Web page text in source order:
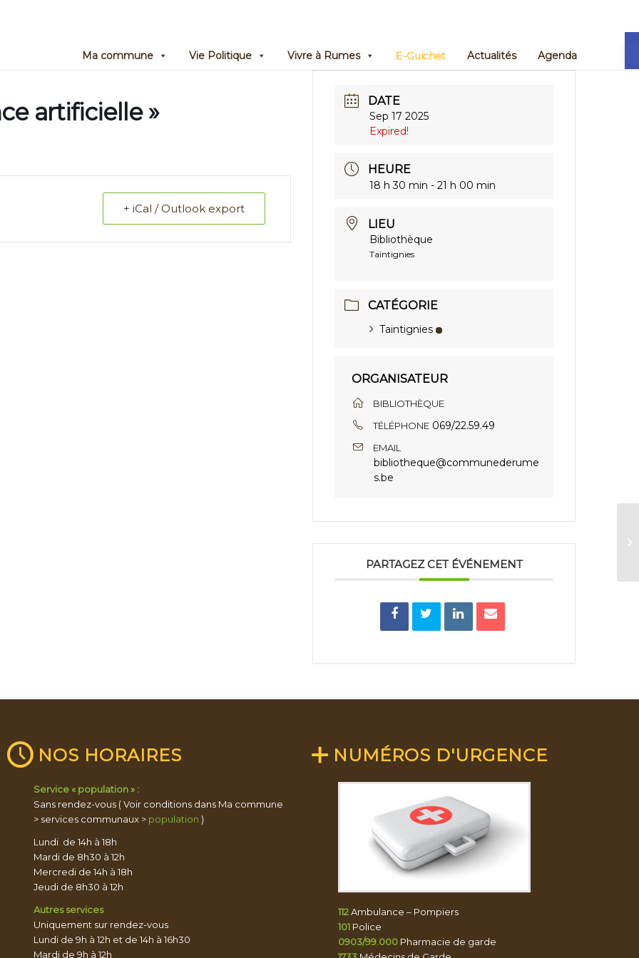
Ma commune Vie Politique Vivre à Rumes E-Guichet Actualités Agenda
artificielle »
+ iCal / Outlook export
DATE
Sep 17 2025
Expired!
HEURE
18 h 30 min - 21 h 00 min
LIEU
Bibliothèque
Taintignies
CATÉGORIE
Taintignies
ORGANISATEUR
BIBLIOTHÈQUE
TÉLÉPHONE 069/22.59.49
EMAIL
bibliotheque@communederume
s.be
PARTAGEZ CET ÉVÉNEMENT
NOS HORAIRES
Service « population » :
Sans rendez-vous ( Voir conditions dans Ma commune
> services communaux > population )
Lundi de 14h à 18h
Mardi de 8h30 à 12h
Mercredi de 14h à 18h
Jeudi de 8h30 à 12h
Autres services
Uniquement sur rendez-vous
Lundi de 9h à 12h et de 14h à 16h30
Mardi de 9h à 12h
NUMÉROS D'URGENCE
112Ambulance – Pompiers
101 Police
0903/99.000 Pharmacie de garde